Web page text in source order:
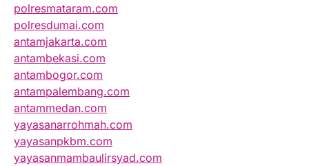
polresmataram.com
polresdumai.com
antamjakarta.com
antambekasi.com
antambogor.com
antampalembang.com
antammedan.com
yayasanarrohmah.com
yayasanpkbm.com
yayasanmambaulirsyad.com